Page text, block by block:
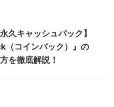
久キャッシュバック】
（コインバック）』の
を徹底解説！